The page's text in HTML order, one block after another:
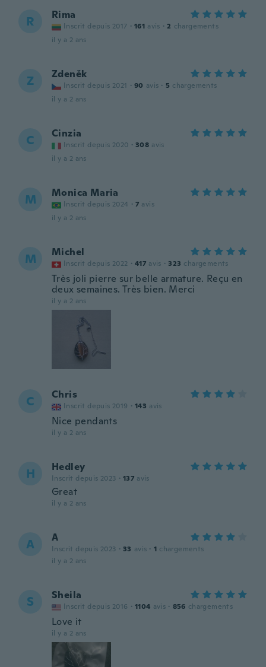
R Rima
Inscrit depuis 2017 · 161 avis · 2 chargements
il y a 2 ans
Z Zdeněk
Inscrit depuis 2021 · 90 avis · 5 chargements
il y a 2 ans
C Cinzia
Inscrit depuis 2020 · 308 avis
il y a 2 ans
M Monica Maria
Inscrit depuis 2024 · 7 avis
il y a 2 ans
M Michel
Inscrit depuis 2022 · 417 avis · 323 chargements
Très joli pierre sur belle armature. Reçu en
deux semaines. Très bien. Merci
il y a 2 ans
C Chris
Inscrit depuis 2019 · 143 avis
Nice pendants
il y a 2 ans
H Hedley
Inscrit depuis 2023 · 137 avis
Great
il y a 2 ans
A A
Inscrit depuis 2023 · 33 avis · 1 chargements
il y a 2 ans
S Sheila
Inscrit depuis 2016 · 1104 avis · 856 chargements
Love it
il y a 2 ans